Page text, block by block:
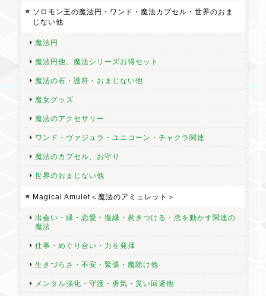
ソロモン王の魔法円・ワンド・魔法カプセル・世界のおま
じない他
魔法円
魔法円他、魔法シリーズお得セット
魔法の石・護符・おまじない他
魔女グッズ
魔法のアクセサリー
ワンド・ヴァジュラ・ユニコーン・チャクラ関連
魔法のカプセル、お守り
世界のおまじない他
Magical Amulet＜魔法のアミュレット＞
出会い・縁・恋愛・復縁・惹きつける・恋を動かす関連の
魔法
仕事・めぐり合い・力を発揮
生きづらさ・不安・緊張・魔除け他
メンタル強化・守護・勇気・災い回避他